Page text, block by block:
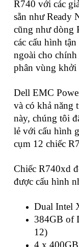
R740 với các
sẵn như Ready
cũng như dòng
các cấu hình
ngoài cho
phân vùng
Dell EMC
và có khả năng
này, chúng tôi
lẻ với cấu hình
cụm 12 chiếc
Chiếc R740xd
được cấu hình
Dual Intel
384GB of
12)
4 x